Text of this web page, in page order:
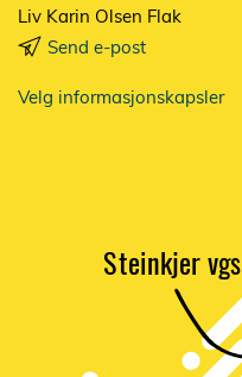
Liv Karin Olsen Flak
Send e-post
Velg informasjonskapsler
Steinkjer vgs